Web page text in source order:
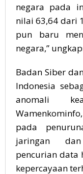
negara pada
nilai 63,64 dari
pun baru
negara,”
Badan Siber
Indonesia
anomali
pada
jaringan
pencurian data
kepercayaan